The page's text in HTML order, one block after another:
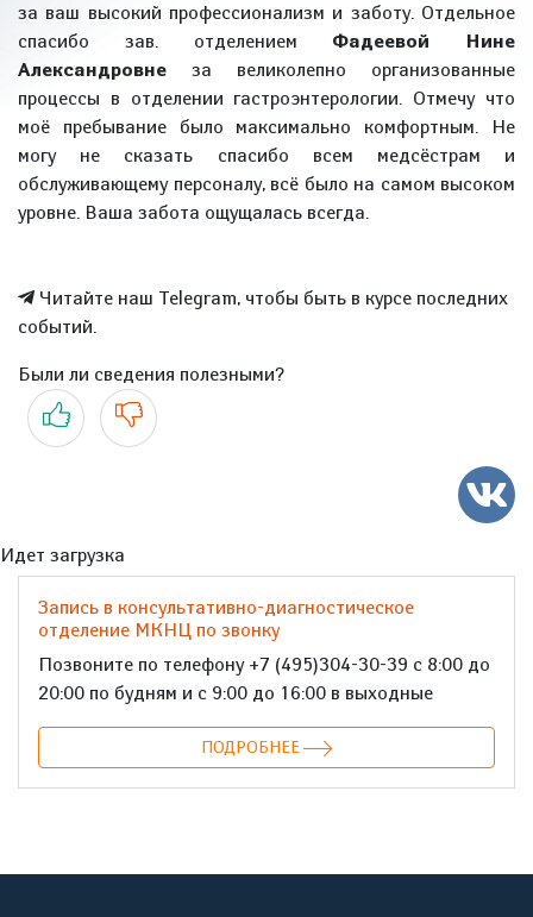
за ваш высокий профессионализм и заботу. Отдельное
спасибо зав. отделением Фадеевой Нине
Александровне за великолепно организованные
процессы в отделении гастроэнтерологии. Отмечу что
моё пребывание было максимально комфортным. Не
могу не сказать спасибо всем медсёстрам и
обслуживающему персоналу, всё было на самом высоком
уровне. Ваша забота ощущалась всегда.
Читайте наш Telegram, чтобы быть в курсе последних
событий.
Были ли сведения полезными?
Да Нет
Идет загрузка
Запись в консультативно-диагностическое
отделение МКНЦ по звонку
Позвоните по телефону +7 (495)304-30-39 с 8:00 до
20:00 по будням и с 9:00 до 16:00 в выходные
ПОДРОБНЕЕ